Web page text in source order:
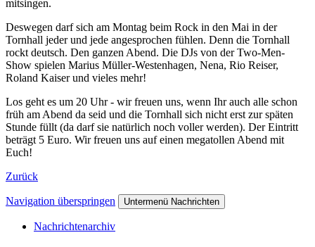
mitsingen.
Deswegen darf sich am Montag beim Rock in den Mai in der
Tornhall jeder und jede angesprochen fühlen. Denn die Tornhall
rockt deutsch. Den ganzen Abend. Die DJs von der Two-Men-
Show spielen Marius Müller-Westenhagen, Nena, Rio Reiser,
Roland Kaiser und vieles mehr!
Los geht es um 20 Uhr - wir freuen uns, wenn Ihr auch alle schon
früh am Abend da seid und die Tornhall sich nicht erst zur späten
Stunde füllt (da darf sie natürlich noch voller werden). Der Eintritt
beträgt 5 Euro. Wir freuen uns auf einen megatollen Abend mit
Euch!
Zurück
Navigation überspringen Untermenü Nachrichten
Nachrichtenarchiv